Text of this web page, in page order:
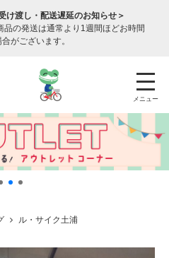
け渡し・配送遅延のお知らせ＞
の発送は通常より1週間ほどお時間
がございます。
メニュー
ル・サイク土浦